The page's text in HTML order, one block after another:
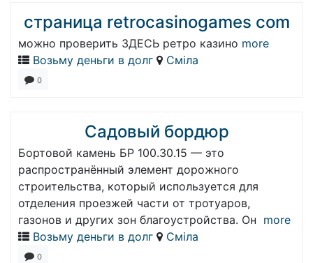
страница retrocasinogames com
можно проверить ЗДЕСЬ ретро казино more
Возьму деньги в долг
Сміла
0
Cадовый бордюр
Бортовой камень БР 100.30.15 — это
распространённый элемент дорожного
строительства, который используется для
отделения проезжей части от тротуаров,
газонов и других зон благоустройства. Он more
Возьму деньги в долг
Сміла
0